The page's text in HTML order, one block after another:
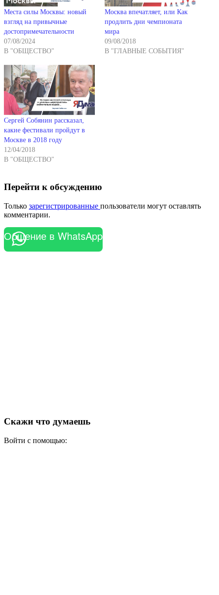
Места силы Москвы: новый
взгляд на привычные
достопримечательности
07/08/2024
В "ОБЩЕСТВО"
Москва впечатляет, или Как
продлить дни чемпионата
мира
09/08/2018
В "ГЛАВНЫЕ СОБЫТИЯ"
Сергей Собянин рассказал,
какие фестивали пройдут в
Москве в 2018 году
12/04/2018
В "ОБЩЕСТВО"
Перейти к обсуждению
Только зарегистрированные пользователи могут оставлять
комментарии.
Общение в WhatsApp
Скажи что думаешь
Войти с помощью: